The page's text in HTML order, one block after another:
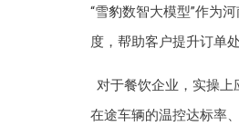
“雪豹数智大模型”作为
度，帮助客户提升订单
对于餐饮企业，实操上
在途车辆的温控达标率